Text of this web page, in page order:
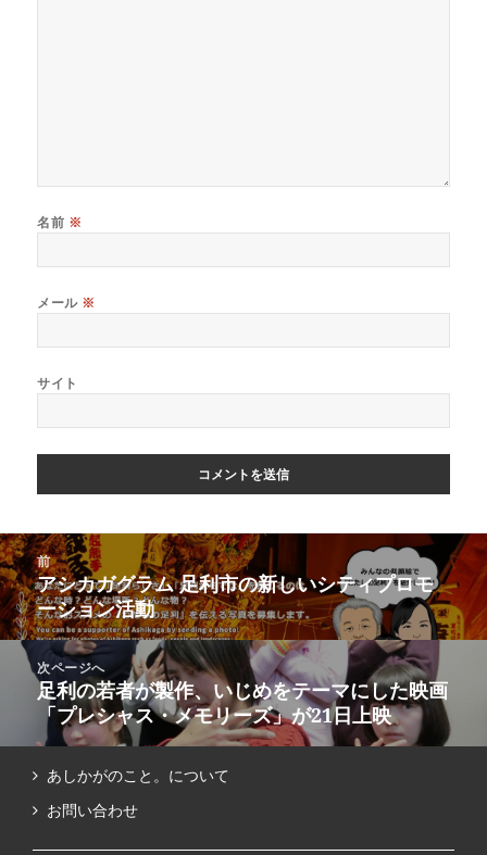
名前 ※
メール ※
サイト
前
アシカガグラム 足利市の新しいシティプロモ
ーション活動
次ページへ
足利の若者が製作、いじめをテーマにした映画
「プレシャス・メモリーズ」が21日上映
あしかがのこと。について
お問い合わせ